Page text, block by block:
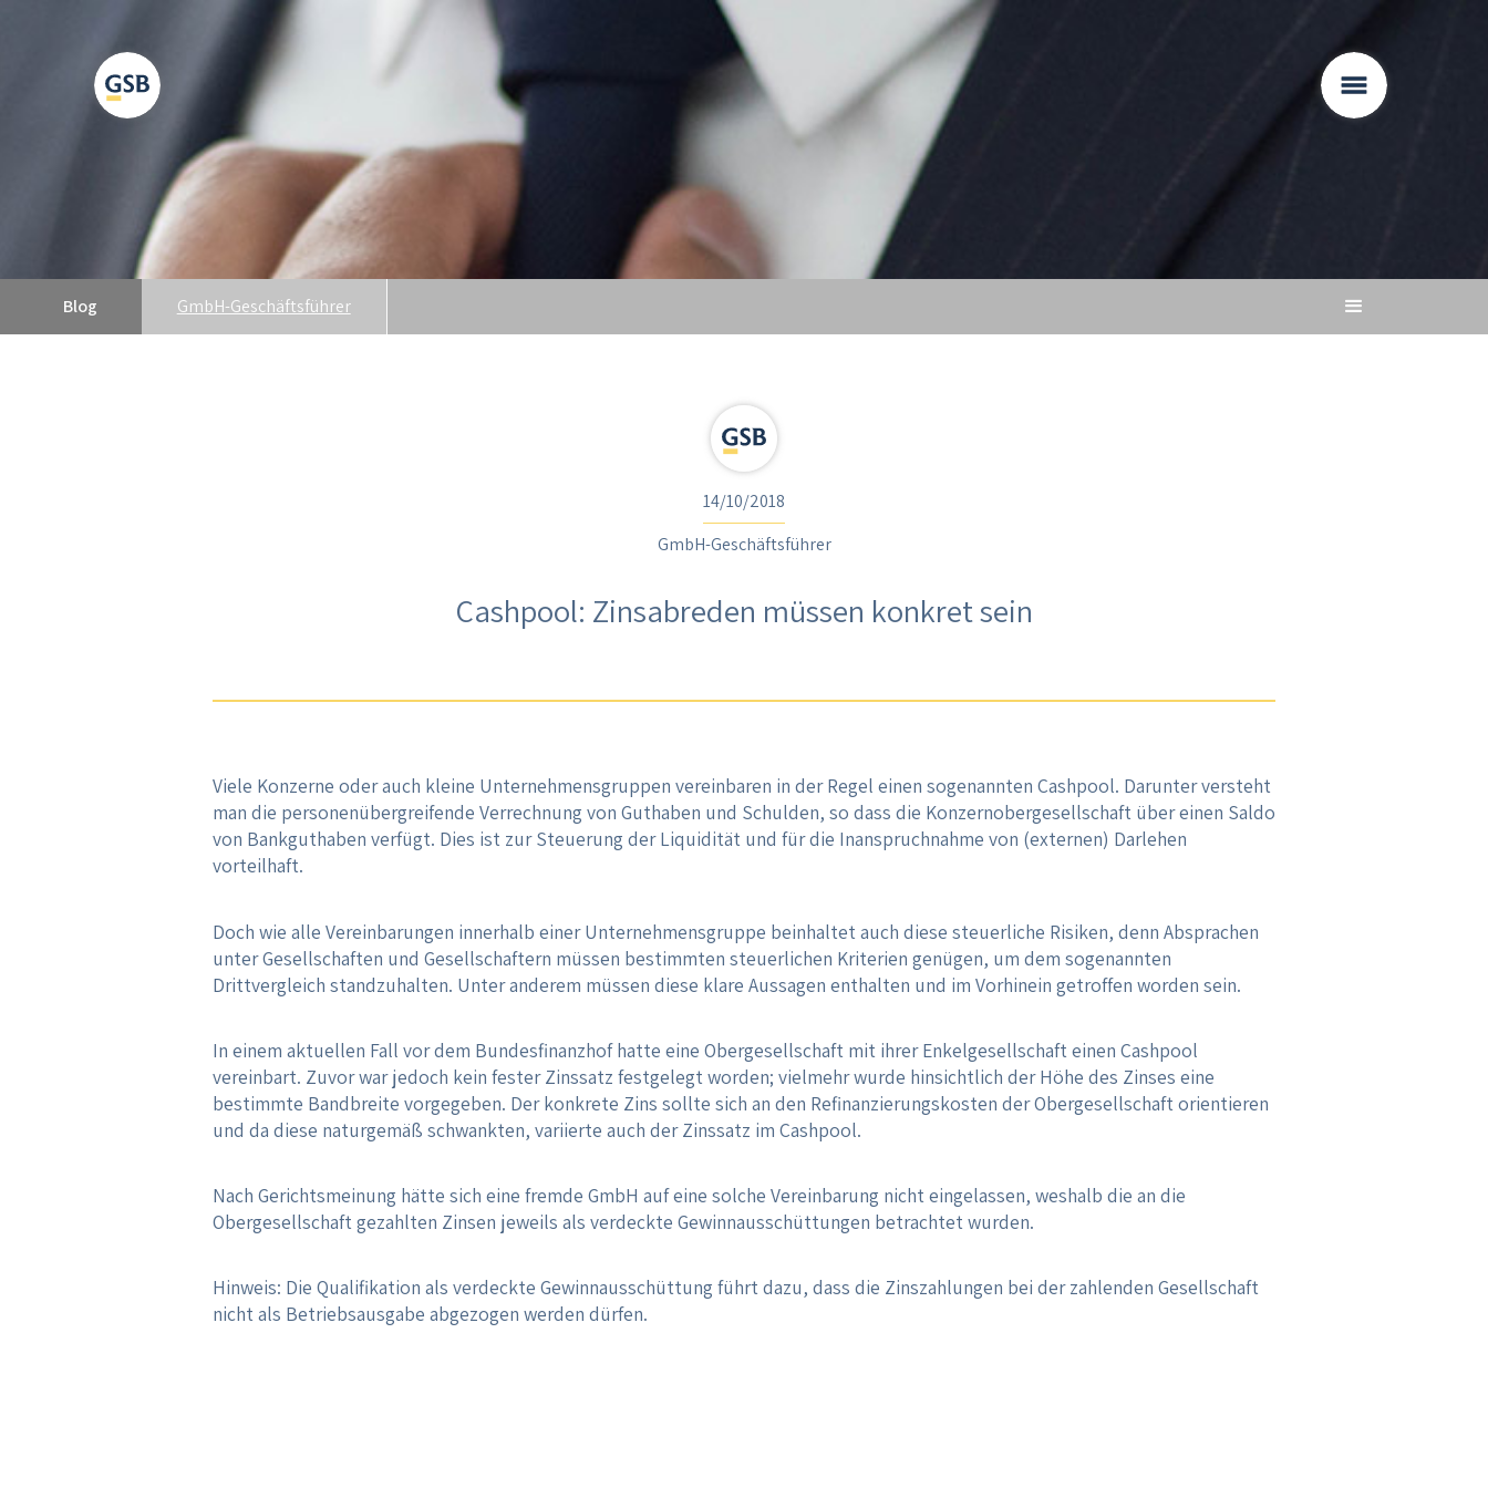
Blog GmbH-Geschäftsführer
Cashpool: Zinsabreden müssen konkret sein
14/10/2018
GmbH-Geschäftsführer
Viele Konzerne oder auch kleine Unternehmensgruppen vereinbaren in der Regel einen sogenannten Cashpool. Darunter versteht
man die personenübergreifende Verrechnung von Guthaben und Schulden, so dass die Konzernobergesellschaft über einen Saldo
von Bankguthaben verfügt. Dies ist zur Steuerung der Liquidität und für die Inanspruchnahme von (externen) Darlehen
vorteilhaft.
Doch wie alle Vereinbarungen innerhalb einer Unternehmensgruppe beinhaltet auch diese steuerliche Risiken, denn Absprachen
unter Gesellschaften und Gesellschaftern müssen bestimmten steuerlichen Kriterien genügen, um dem sogenannten
Drittvergleich standzuhalten. Unter anderem müssen diese klare Aussagen enthalten und im Vorhinein getroffen worden sein.
In einem aktuellen Fall vor dem Bundesfinanzhof hatte eine Obergesellschaft mit ihrer Enkelgesellschaft einen Cashpool
vereinbart. Zuvor war jedoch kein fester Zinssatz festgelegt worden; vielmehr wurde hinsichtlich der Höhe des Zinses eine
bestimmte Bandbreite vorgegeben. Der konkrete Zins sollte sich an den Refinanzierungskosten der Obergesellschaft orientieren
und da diese naturgemäß schwankten, variierte auch der Zinssatz im Cashpool.
Nach Gerichtsmeinung hätte sich eine fremde GmbH auf eine solche Vereinbarung nicht eingelassen, weshalb die an die
Obergesellschaft gezahlten Zinsen jeweils als verdeckte Gewinnausschüttungen betrachtet wurden.
Hinweis: Die Qualifikation als verdeckte Gewinnausschüttung führt dazu, dass die Zinszahlungen bei der zahlenden Gesellschaft
nicht als Betriebsausgabe abgezogen werden dürfen.